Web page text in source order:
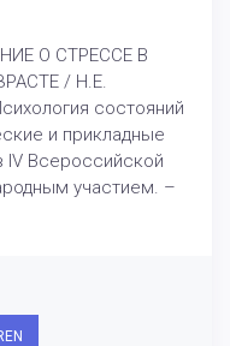
О СТРЕССЕ В
/ Н.Е.
состояний
и прикладные
IV Всероссийской
участием. –